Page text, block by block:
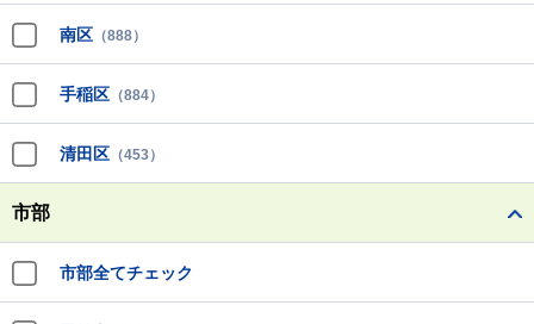
南区 （888）
手稲区 （884）
清田区 （453）
市部
市部全てチェック